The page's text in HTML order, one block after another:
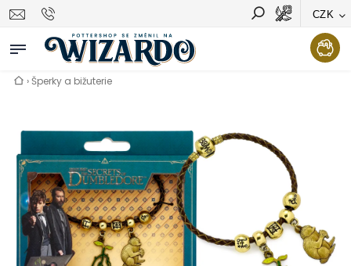
CZK
Vyhledávání Hledat
›Šperky a bižuterie